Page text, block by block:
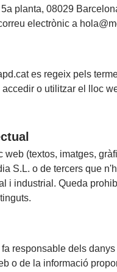
planta, 08029
electrònic a
es regeix pels
o utilitzar el lloc
web (textos, imatges,
S.L. o de tercers que
i industrial. Queda
responsable dels
o de la informació